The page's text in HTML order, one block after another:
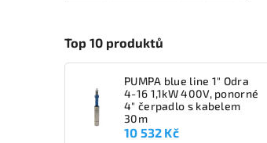
Top 10 produktů
PUMPA blue line 1" Odra
4-16 1,1kW 400V, ponorné
4" čerpadlo s kabelem
30m
10 532 Kč